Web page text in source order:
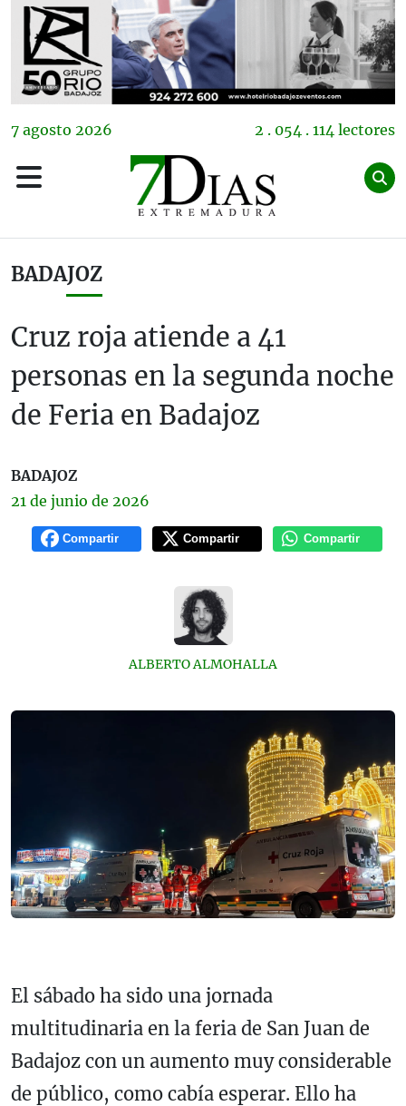
7 agosto 2026 2 . 054 . 114 lectores
BADAJOZ
Cruz roja atiende a 41
personas en la segunda noche
de Feria en Badajoz
BADAJOZ
21 de junio de 2026
Compartir Compartir Compartir
ALBERTO ALMOHALLA
El sábado ha sido una jornada
multitudinaria en la feria de San Juan de
Badajoz con un aumento muy considerable
de público, como cabía esperar. Ello ha